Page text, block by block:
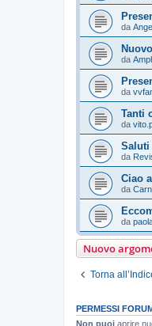
da
da
da
Tanti
da
Saluti
da
Ciao
da
da
Nuovo
Torna
PERMESSI
Non puoi aprire